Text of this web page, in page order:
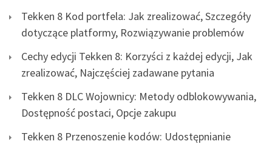
Tekken 8 Kod portfela: Jak zrealizować, Szczegóły
dotyczące platformy, Rozwiązywanie problemów
Cechy edycji Tekken 8: Korzyści z każdej edycji, Jak
zrealizować, Najczęściej zadawane pytania
Tekken 8 DLC Wojownicy: Metody odblokowywania,
Dostępność postaci, Opcje zakupu
Tekken 8 Przenoszenie kodów: Udostępnianie